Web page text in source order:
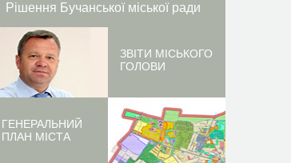
Рішення Бучанської міської ради
ЗВІТИ МІСЬКОГО
ГОЛОВИ
ГЕНЕРАЛЬНИЙ
ПЛАН МІСТА